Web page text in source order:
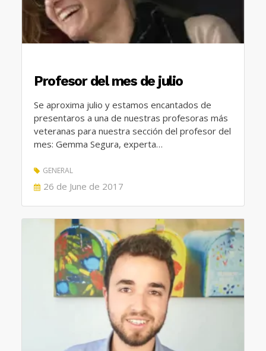
Profesor del mes de julio
Se aproxima julio y estamos encantados de
presentaros a una de nuestras profesoras más
veteranas para nuestra sección del profesor del
mes: Gemma Segura, experta…
GENERAL
POSTED
26 de June de 2017